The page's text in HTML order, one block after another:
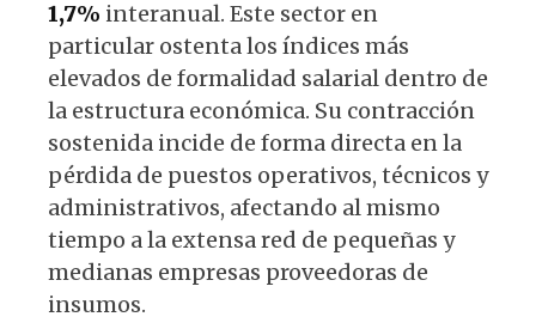
1,7% interanual. Este sector en
particular ostenta los índices más
elevados de formalidad salarial dentro de
la estructura económica. Su contracción
sostenida incide de forma directa en la
pérdida de puestos operativos, técnicos y
administrativos, afectando al mismo
tiempo a la extensa red de pequeñas y
medianas empresas proveedoras de
insumos.